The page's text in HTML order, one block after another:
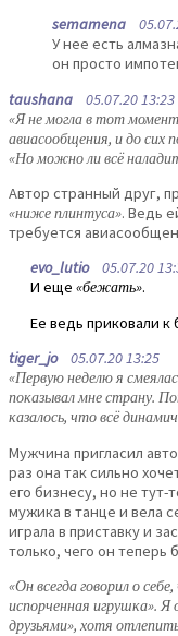
semamena
У нее есть
он просто
taushana 05.07.20 13:23
«Я не могла в тот
авиасообщения, и до сих
«Но можно ли всё
Автор странный друг,
«ниже плинтуса». Ведь
требуется
evo_lutio05.07.20
И еще «бежать».
Ее ведь приковали к
tiger_jo05.07.20 13:25
«Первую неделю я
показывал мне страну.
казалось, что всё
Мужчина пригласил
раз она так сильно
его бизнесу, но не тут-
мужика в танце и вела
играла в приставку и
только, чего он теперь
«Он всегда говорил о
испорченная игрушка».
друзьями», хотя